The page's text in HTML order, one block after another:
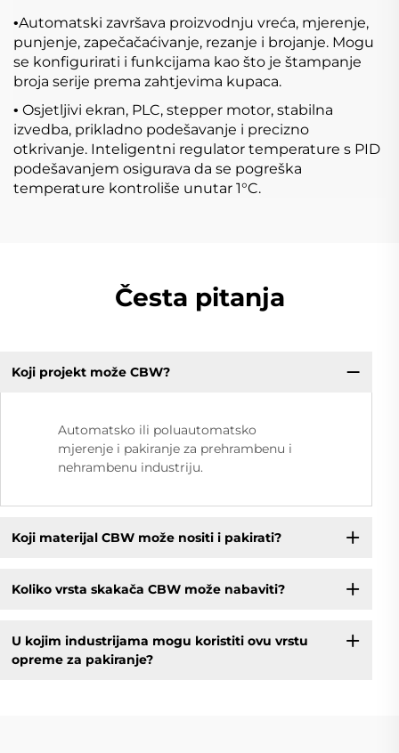
•Automatski završava proizvodnju vreća, mjerenje,
punjenje, zapečačaćivanje, rezanje i brojanje. Mogu
se konfigurirati i funkcijama kao što je štampanje
broja serije prema zahtjevima kupaca.
• Osjetljivi ekran, PLC, stepper motor, stabilna
izvedba, prikladno podešavanje i precizno
otkrivanje. Inteligentni regulator temperature s PID
podešavanjem osigurava da se pogreška
temperature kontroliše unutar 1°C.
Česta pitanja
Koji projekt može CBW?
Automatsko ili poluautomatsko
mjerenje i pakiranje za prehrambenu i
nehrambenu industriju.
Koji materijal CBW može nositi i pakirati?
Koliko vrsta skakača CBW može nabaviti?
U kojim industrijama mogu koristiti ovu vrstu
opreme za pakiranje?